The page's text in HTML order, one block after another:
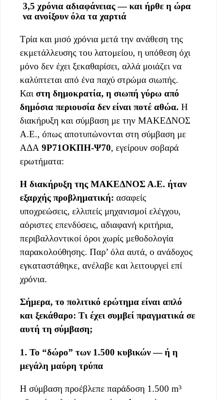
3,5 χρόνια αδιαφάνειας — και ήρθε η ώρα
να ανοίξουν όλα τα χαρτιά
Τρία και μισό χρόνια μετά την ανάθεση της
εκμετάλλευσης του λατομείου, η υπόθεση όχι
μόνο δεν έχει ξεκαθαρίσει, αλλά μοιάζει να
καλύπτεται από ένα παχύ στρώμα σιωπής.
Και στη δημοκρατία, η σιωπή γύρω από
δημόσια περιουσία δεν είναι ποτέ αθώα. Η
διακήρυξη και σύμβαση με την ΜΑΚΕΔΝΟΣ
Α.Ε., όπως αποτυπώνονται στη σύμβαση με
ΑΔΑ 9Ρ71ΟΚΠΗ-Ψ70, εγείρουν σοβαρά
ερωτήματα:
Η διακήρυξη της ΜΑΚΕΔΝΟΣ Α.Ε. ήταν
εξαρχής προβληματική: ασαφείς
υποχρεώσεις, ελλιπείς μηχανισμοί ελέγχου,
αόριστες επενδύσεις, αδιαφανή κριτήρια,
περιβαλλοντικοί όροι χωρίς μεθοδολογία
παρακολούθησης. Παρ’ όλα αυτά, ο ανάδοχος
εγκαταστάθηκε, ανέλαβε και λειτουργεί επί
χρόνια.
Σήμερα, το πολιτικό ερώτημα είναι απλό
και ξεκάθαρο: Τι έχει συμβεί πραγματικά σε
αυτή τη σύμβαση;
1. Το “δώρο” των 1.500 κυβικών — ή η
μεγάλη μαύρη τρύπα
Η σύμβαση προέβλεπε παράδοση 1.500 m³